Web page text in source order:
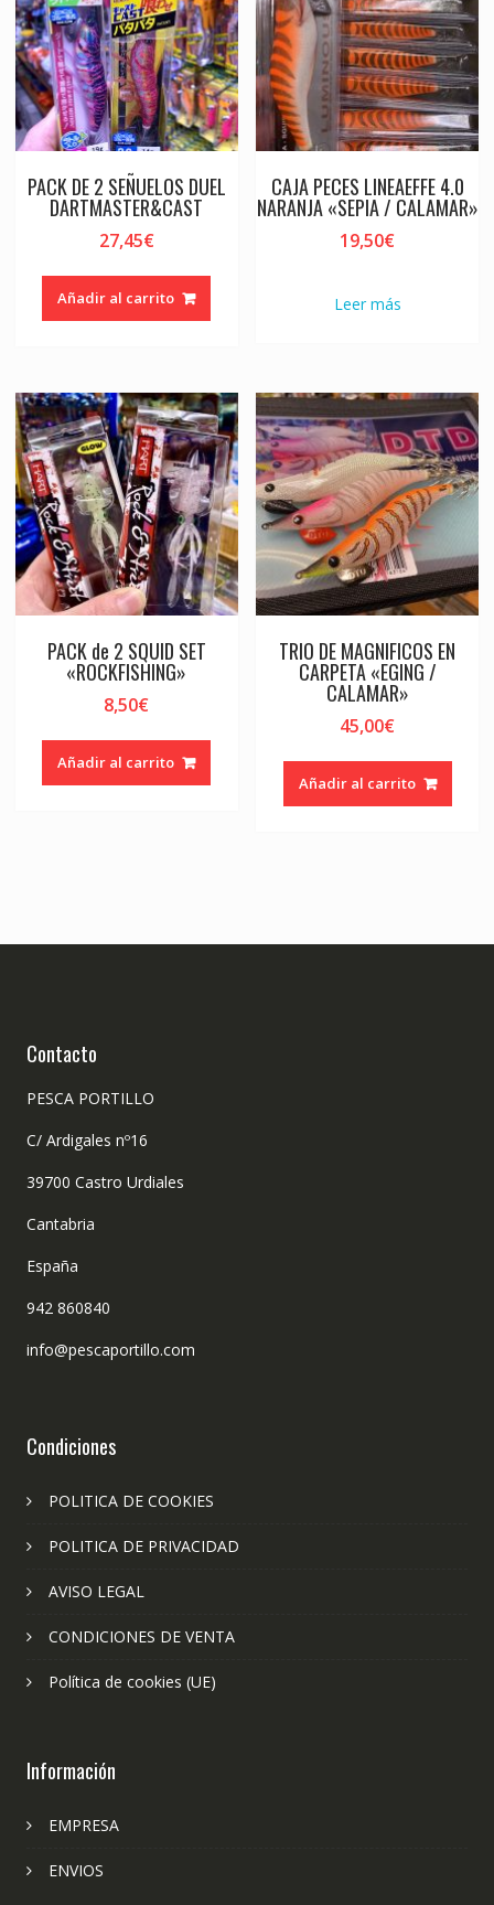
PACK DE 2 SEÑUELOS DUEL
DARTMASTER&CAST
27,45€
Añadir al carrito
CAJA PECES LINEAEFFE 4.0
NARANJA «SEPIA / CALAMAR»
19,50€
Leer más
PACK de 2 SQUID SET
«ROCKFISHING»
8,50€
Añadir al carrito
TRIO DE MAGNIFICOS EN
CARPETA «EGING /
CALAMAR»
45,00€
Añadir al carrito
Contacto
PESCA PORTILLO
C/ Ardigales nº16
39700 Castro Urdiales
Cantabria
España
942 860840
info@pescaportillo.com
Condiciones
POLITICA DE COOKIES
POLITICA DE PRIVACIDAD
AVISO LEGAL
CONDICIONES DE VENTA
Política de cookies (UE)
Información
EMPRESA
ENVIOS